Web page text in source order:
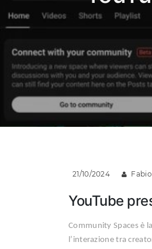
21/10/2024
YouTube
Community Spaces è
l’interazione tra